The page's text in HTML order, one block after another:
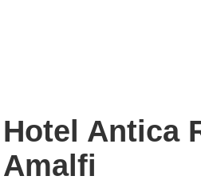
Hotel Antica
Amalfi